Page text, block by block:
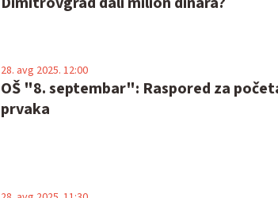
OŠ "8. septembar": Raspored za
prvaka
28. avg 2025. 12:00